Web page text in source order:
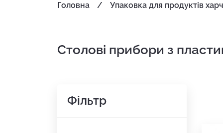
Головна Упаковка для продуктів
Столові прибори з
Фільтр